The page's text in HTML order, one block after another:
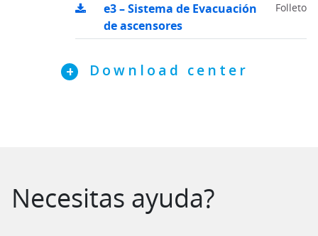
e3 – Sistema de Evacuación
de ascensores
Folleto
Download center
Necesitas ayuda?